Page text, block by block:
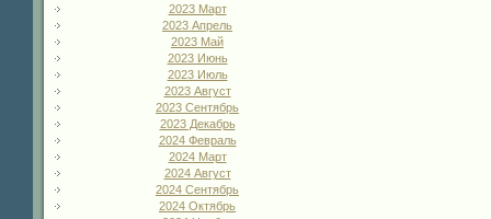
2023 Март
2023 Апрель
2023 Май
2023 Июнь
2023 Июль
2023 Август
2023 Сентябрь
2023 Декабрь
2024 Февраль
2024 Март
2024 Август
2024 Сентябрь
2024 Октябрь